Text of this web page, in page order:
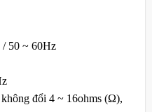
50 ~ 60Hz
đổi 4 ~ 16ohms (Ω),